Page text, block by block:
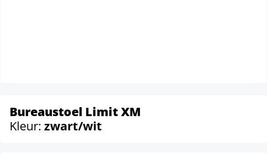
Bureaustoel Limit XM
Kleur: zwart/wit